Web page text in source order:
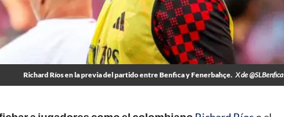
Richard Ríos en la previa del partido entre Benfica y Fenerbahçe. X de @SLBenfica